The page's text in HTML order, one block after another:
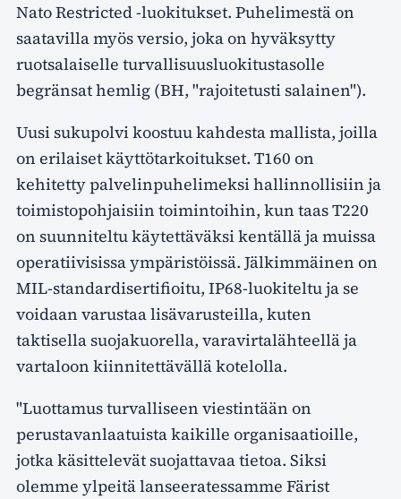
Nato Restricted -luokitukset. Puhelimestä on
saatavilla myös versio, joka on hyväksytty
ruotsalaiselle turvallisuusluokitustasolle
begränsat hemlig (BH, "rajoitetusti salainen").
Uusi sukupolvi koostuu kahdesta mallista, joilla
on erilaiset käyttötarkoitukset. T160 on
kehitetty palvelinpuhelimeksi hallinnollisiin ja
toimistopohjaisiin toimintoihin, kun taas T220
on suunniteltu käytettäväksi kentällä ja muissa
operatiivisissa ympäristöissä. Jälkimmäinen on
MIL-standardisertifioitu, IP68-luokiteltu ja se
voidaan varustaa lisävarusteilla, kuten
taktisella suojakuorella, varavirtalähteellä ja
vartaloon kiinnitettävällä kotelolla.
"Luottamus turvalliseen viestintään on
perustavanlaatuista kaikille organisaatioille,
jotka käsittelevät suojattavaa tietoa. Siksi
olemme ylpeitä lanseeratessamme Färist